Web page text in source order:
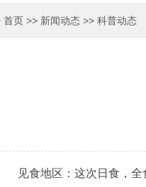
首页>> 新闻动态>> 科普动态
见食地区：这次日食，全食